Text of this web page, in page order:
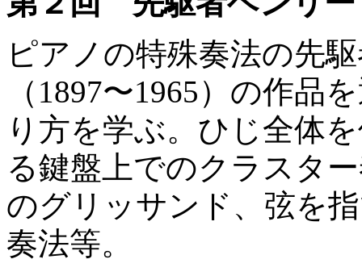
ピアノの特殊奏法の先
（1897〜1965）の作品
り方を学ぶ。ひじ全体
る鍵盤上でのクラスタ
のグリッサンド、弦を
奏法等。